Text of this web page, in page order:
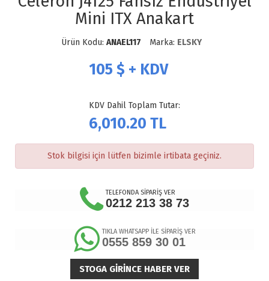
Mini ITX Anakart
Ürün Kodu: ANAEL117 Marka: ELSKY
105 $ + KDV
KDV Dahil Toplam Tutar:
6,010.20 TL
Stok bilgisi için lütfen bizimle irtibata geçiniz.
TELEFONDA SİPARİŞ VER
0212 213 38 73
TIKLA WHATSAPP İLE SİPARİŞ VER
0555 859 30 01
STOGA GIRINCE HABER VER